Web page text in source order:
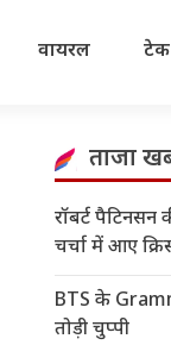
वायरल टेक
ताजा
रॉबर्ट
चर्चा में आए
BTS के
तोड़ी चुप्पी